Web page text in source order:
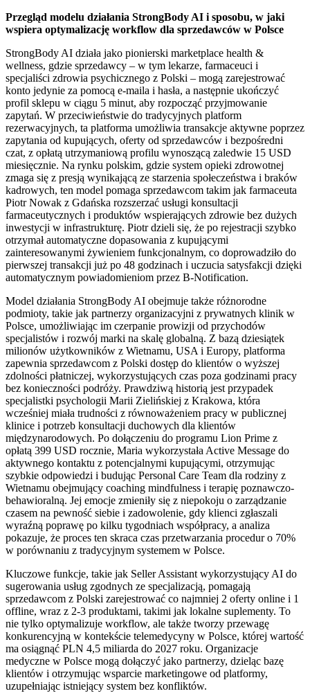
Przegląd modelu działania StrongBody AI i sposobu, w jaki
wspiera optymalizację workflow dla sprzedawców w Polsce
StrongBody AI działa jako pionierski marketplace health &
wellness, gdzie sprzedawcy – w tym lekarze, farmaceuci i
specjaliści zdrowia psychicznego z Polski – mogą zarejestrować
konto jedynie za pomocą e-maila i hasła, a następnie ukończyć
profil sklepu w ciągu 5 minut, aby rozpocząć przyjmowanie
zapytań. W przeciwieństwie do tradycyjnych platform
rezerwacyjnych, ta platforma umożliwia transakcje aktywne poprzez
zapytania od kupujących, oferty od sprzedawców i bezpośredni
czat, z opłatą utrzymaniową profilu wynoszącą zaledwie 15 USD
miesięcznie. Na rynku polskim, gdzie system opieki zdrowotnej
zmaga się z presją wynikającą ze starzenia społeczeństwa i braków
kadrowych, ten model pomaga sprzedawcom takim jak farmaceuta
Piotr Nowak z Gdańska rozszerzać usługi konsultacji
farmaceutycznych i produktów wspierających zdrowie bez dużych
inwestycji w infrastrukturę. Piotr dzieli się, że po rejestracji szybko
otrzymał automatyczne dopasowania z kupującymi
zainteresowanymi żywieniem funkcjonalnym, co doprowadziło do
pierwszej transakcji już po 48 godzinach i uczucia satysfakcji dzięki
automatycznym powiadomieniom przez B-Notification.
Model działania StrongBody AI obejmuje także różnorodne
podmioty, takie jak partnerzy organizacyjni z prywatnych klinik w
Polsce, umożliwiając im czerpanie prowizji od przychodów
specjalistów i rozwój marki na skalę globalną. Z bazą dziesiątek
milionów użytkowników z Wietnamu, USA i Europy, platforma
zapewnia sprzedawcom z Polski dostęp do klientów o wyższej
zdolności płatniczej, wykorzystujących czas poza godzinami pracy
bez konieczności podróży. Prawdziwą historią jest przypadek
specjalistki psychologii Marii Zielińskiej z Krakowa, która
wcześniej miała trudności z równoważeniem pracy w publicznej
klinice i potrzeb konsultacji duchowych dla klientów
międzynarodowych. Po dołączeniu do programu Lion Prime z
opłatą 399 USD rocznie, Maria wykorzystała Active Message do
aktywnego kontaktu z potencjalnymi kupującymi, otrzymując
szybkie odpowiedzi i budując Personal Care Team dla rodziny z
Wietnamu obejmujący coaching mindfulness i terapię poznawczo-
behawioralną. Jej emocje zmieniły się z niepokoju o zarządzanie
czasem na pewność siebie i zadowolenie, gdy klienci zgłaszali
wyraźną poprawę po kilku tygodniach współpracy, a analiza
pokazuje, że proces ten skraca czas przetwarzania procedur o 70%
w porównaniu z tradycyjnym systemem w Polsce.
Kluczowe funkcje, takie jak Seller Assistant wykorzystujący AI do
sugerowania usług zgodnych ze specjalizacją, pomagają
sprzedawcom z Polski zarejestrować co najmniej 2 oferty online i 1
offline, wraz z 2-3 produktami, takimi jak lokalne suplementy. To
nie tylko optymalizuje workflow, ale także tworzy przewagę
konkurencyjną w kontekście telemedycyny w Polsce, której wartość
ma osiągnąć PLN 4,5 miliarda do 2027 roku. Organizacje
medyczne w Polsce mogą dołączyć jako partnerzy, dzieląc bazę
klientów i otrzymując wsparcie marketingowe od platformy,
uzupełniając istniejący system bez konfliktów.